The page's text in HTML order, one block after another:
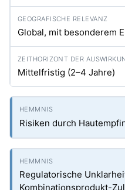
Global, mit besonderem
Mittelfristig (2–4 Jahre)
Risiken durch
Regulatorische
Kombinationsprodukt-